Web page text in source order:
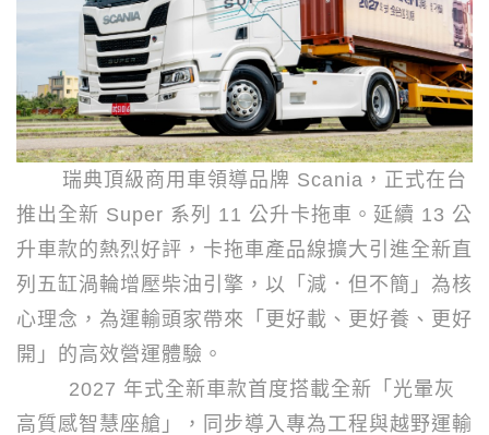
瑞典頂級商用車領導品牌 Scania ，正式在台
推出全新 Super 系列 11 公升卡拖車。延續 13 公
升車款的熱烈好評，卡拖車產品線擴大引進全新直
列五缸渦輪增壓柴油引擎，以「減．但不簡」為核
心理念，為運輸頭家帶來「更好載、更好養、更好
開」的高效營運體驗。
2027 年式全新車款首度搭載全新「光暈灰
高質感智慧座艙」，同步導入專為工程與越野運輸